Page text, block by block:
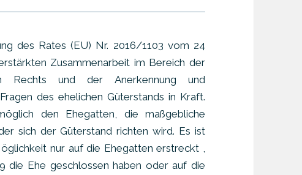
des Rates (EU) Nr. 2016/1103 vom 24
Zusammenarbeit im Bereich der
Rechts und der Anerkennung und
des ehelichen Güterstands in Kraft.
den Ehegatten, die maßgebliche
sich der Güterstand richten wird. Es ist
nur auf die Ehegatten erstreckt ,
die Ehe geschlossen haben oder auf die